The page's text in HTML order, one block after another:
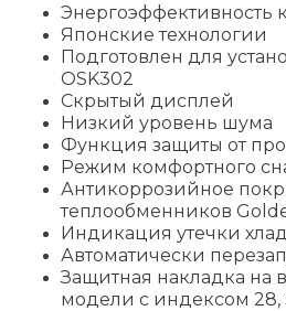
Энергоэффективность
Японские технологии
Подготовлен для
OSK302
Скрытый дисплей
Низкий уровень шума
Функция защиты от
Режим комфортного
Антикоррозийное
теплообменников
Индикация утечки
Автоматически
Защитная накладка на
модели с индексом 28,